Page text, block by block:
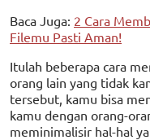
Baca Juga: 2 Cara
Filemu Pasti Aman!
Itulah beberapa cara
orang lain yang tidak
tersebut, kamu bisa
kamu dengan orang-
meminimalisir hal-hal